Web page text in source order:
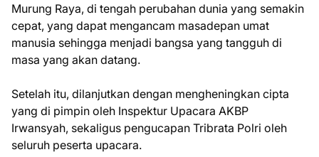
Murung Raya, di tengah perubahan dunia yang semakin
cepat, yang dapat mengancam masadepan umat
manusia sehingga menjadi bangsa yang tangguh di
masa yang akan datang.
Setelah itu, dilanjutkan dengan mengheningkan cipta
yang di pimpin oleh Inspektur Upacara AKBP
Irwansyah, sekaligus pengucapan Tribrata Polri oleh
seluruh peserta upacara.